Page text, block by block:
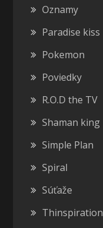
Oznamy
Paradise kiss
Pokemon
Poviedky
R.O.D the TV
Shaman king
Simple Plan
Spiral
Súťaže
Thinspiration